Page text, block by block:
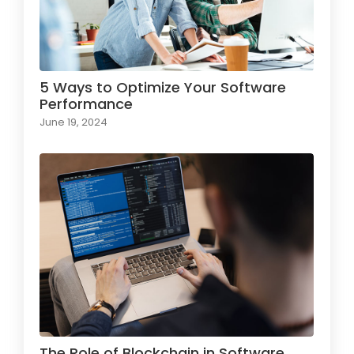
5 Ways to Optimize Your Software
Performance
June 19, 2024